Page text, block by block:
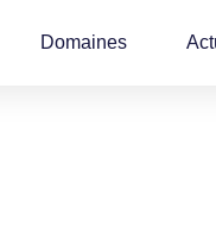
Domaines